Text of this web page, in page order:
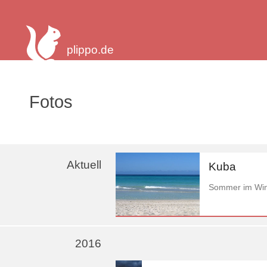
plippo.de
Fotos
Aktuell Kuba
Sommer im
2016